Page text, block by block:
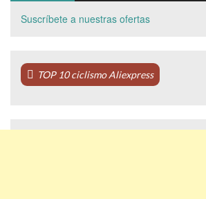
Suscríbete a nuestras ofertas
TOP 10 ciclismo Aliexpress